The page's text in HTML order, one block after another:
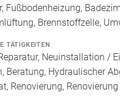
Fußbodenheizung,
Brennstoffzelle,
TÄTIGKEITEN
Neuinstallation /
Beratung, Hydraulischer
Renovierung,